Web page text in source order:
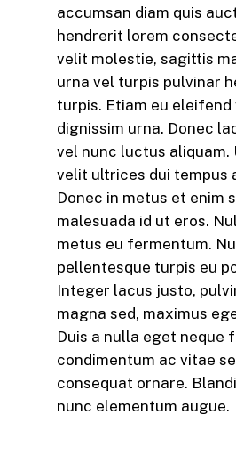
accumsan diam quis
hendrerit lorem
velit molestie, sagittis
urna vel turpis pulvinar
turpis. Etiam eu eleifend
dignissim urna. Donec
vel nunc luctus aliquam.
velit ultrices dui tempus
Donec in metus et enim
malesuada id ut eros.
metus eu fermentum.
pellentesque turpis eu
Integer lacus justo,
magna sed, maximus
Duis a nulla eget neque
condimentum ac vitae
consequat ornare.
nunc elementum augue.